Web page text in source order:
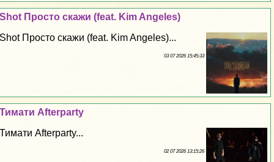
Shot Просто скажи (feat. Kim Angeles)
Shot Просто скажи (feat. Kim Angeles)...
03 07 2026 15:45:33
Тимати Afterparty
Тимати Afterparty...
02 07 2026 13:15:26